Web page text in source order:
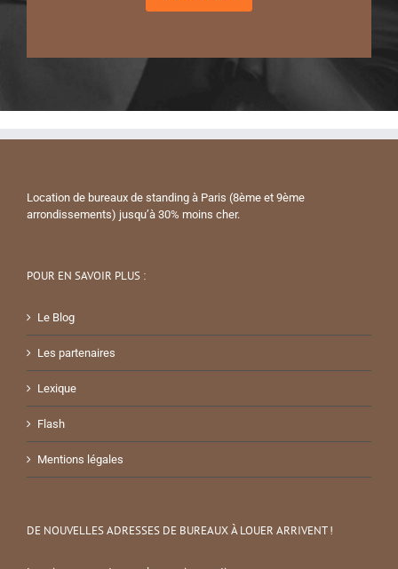
Location de bureaux de standing à Paris (8ème et 9ème
arrondissements) jusqu’à 30% moins cher.
POUR EN SAVOIR PLUS :
Le Blog
Les partenaires
Lexique
Flash
Mentions légales
DE NOUVELLES ADRESSES DE BUREAUX À LOUER ARRIVENT !